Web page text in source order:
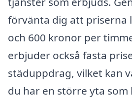
förvänta dig att priserna
och 600 kronor per
erbjuder också fasta
städuppdrag, vilket kan
du har en större yta som